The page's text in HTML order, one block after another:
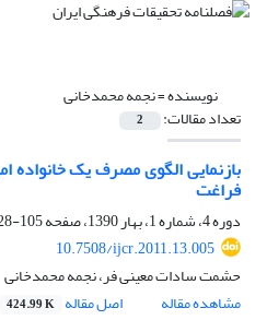
نویسنده =نجمه محمدخانی
تعداد مقالات: 2
بازنمایی الگوی مصرف یک خانواده
فراغت
دوره 4، شماره 1، بهار 1390، صفحه
105-128
10.7508/ijcr.2011.13.005
حشمت سادات معینی فر، نجمه محمدخانی
مشاهده مقاله
اصل مقاله 424.99 K